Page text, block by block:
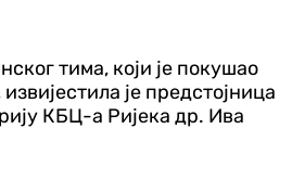
тима, који је покушао
је предстојница
КБЦ-а Ријека др. Ива